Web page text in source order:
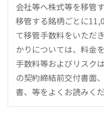
会社等へ株式等を移管
移管する銘柄ごとに
て移管手数料をいただ
かりについては、料金
手数料等およびリスク
の契約締結前交付書面
書、等をよくお読みくだ